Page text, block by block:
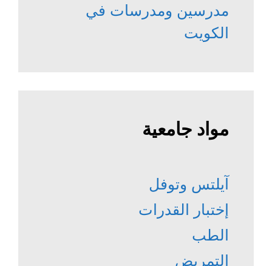
مدرسين ومدرسات في
الكويت
مواد جامعية
آيلتس وتوفل
إختبار القدرات
الطب
التمريض